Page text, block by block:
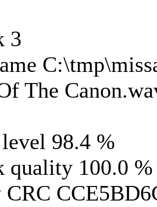
3
The
98.4 %
quality 100.0 %
CRC